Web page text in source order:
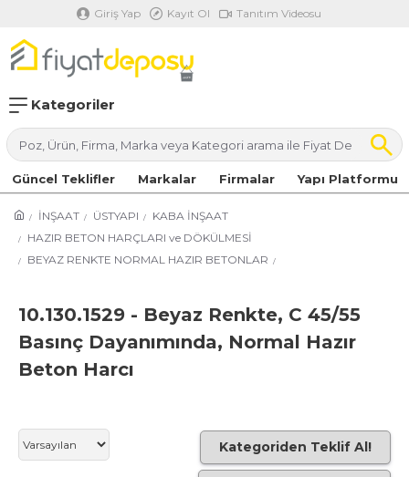
Giriş Yap Kayıt Ol Tanıtım Videosu
Kategoriler
Güncel Teklifler Markalar Firmalar Yapı Platformu
İNŞAAT ÜSTYAPI
KABA İNŞAAT
HAZIR BETON HARÇLARI ve DÖKÜLMESİ
BEYAZ RENKTE NORMAL HAZIR BETONLAR
10.130.1529 - Beyaz Renkte, C 45/55
Basınç Dayanımında, Normal Hazır
Beton Harcı
Kategoriden Teklif Al!